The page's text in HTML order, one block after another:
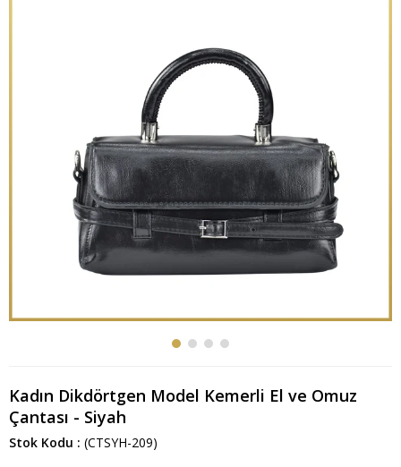
Kadın Dikdörtgen Model Kemerli El ve Omuz
Çantası - Siyah
Stok Kodu (CTSYH-209)